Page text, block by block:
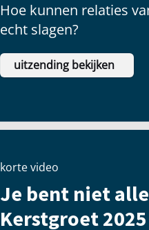
Hoe kunnen relaties
echt slagen?
uitzending bekijken
korte video
Je bent niet
Kerstgroet